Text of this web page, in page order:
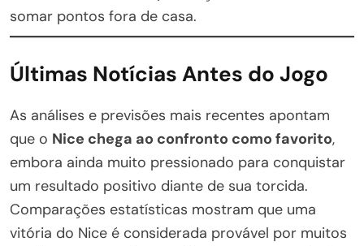
somar pontos fora de casa.
Últimas Notícias Antes do Jogo
As análises e previsões mais recentes apontam
que o Nice chega ao confronto como favorito,
embora ainda muito pressionado para conquistar
um resultado positivo diante de sua torcida.
Comparações estatísticas mostram que uma
vitória do Nice é considerada provável por muitos